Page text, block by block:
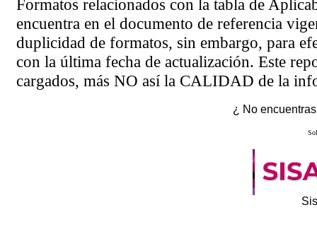
Formatos relacionados con la tabla de
encuentra en el documento de referencia
duplicidad de formatos, sin embargo, para
con la última fecha de actualización. Este
cargados, más NO así la CALIDAD de la
¿ No